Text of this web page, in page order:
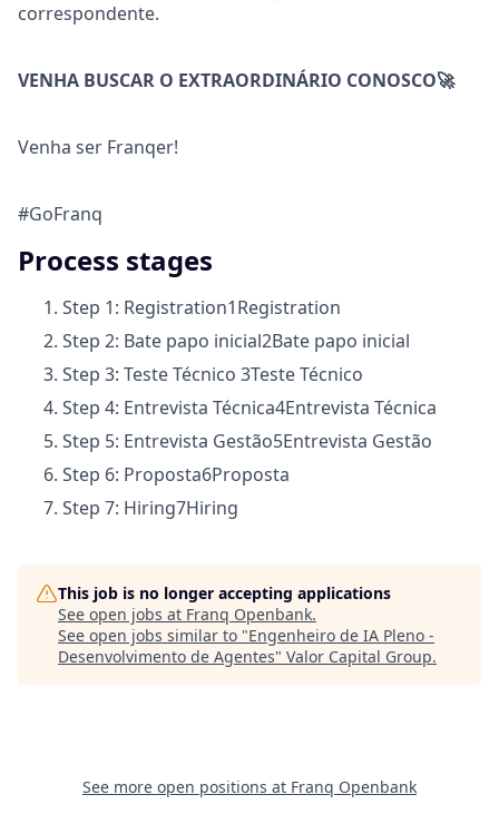
correspondente.
VENHA BUSCAR O EXTRAORDINÁRIO CONOSCO🚀
Venha ser Franqer!
#GoFranq
Process stages
Step 1: Registration1Registration
Step 2: Bate papo inicial2Bate papo inicial
Step 3: Teste Técnico 3Teste Técnico
Step 4: Entrevista Técnica4Entrevista Técnica
Step 5: Entrevista Gestão5Entrevista Gestão
Step 6: Proposta6Proposta
Step 7: Hiring7Hiring
This job is no longer accepting applications
See open jobs at Franq Openbank.
See open jobs similar to "Engenheiro de IA Pleno -
Desenvolvimento de Agentes" Valor Capital Group.
See more open positions at Franq Openbank